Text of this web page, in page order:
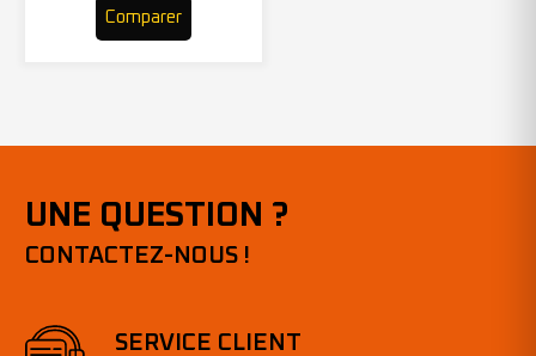
Comparer
UNE QUESTION ?
CONTACTEZ-NOUS !
SERVICE CLIENT